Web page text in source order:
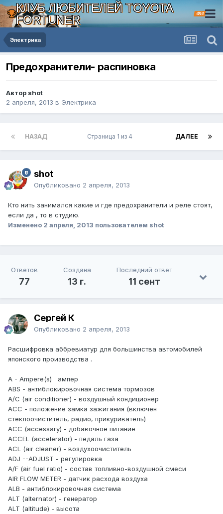
КЛУБ ЛЮБИТЕЛЕЙ TOYOTA
FORTUNER
4X4
Электрика
Предохранители- распиновка
Автор shot
2 апреля, 2013 в Электрика
НАЗАД ДАЛЕЕ
Страница 1 из 4
shot
Опубликовано 2 апреля, 2013
Кто нить занимался какие и где предохранители и реле стоят,
если да , то в студию.
Изменено 2 апреля, 2013 пользователем shot
Ответов
77
Создана
13 г.
Последний ответ
11 сент
Сергей К
Опубликовано 2 апреля, 2013
Расшифровка аббревиатур для большинства автомобилей
японского производства .
A - Ampere(s) ампер
ABS - антиблокировочная система тормозов
А/С (air conditioner) - воздушный кондиционер
АСС - положение замка зажигания (включен
стеклоочиститель, радио, прикуриватель)
АСС (accessary) - добавочное питание
ACCEL (accelerator) - педаль газа
ACL (air cleaner) - воздухоочиститель
ADJ --ADJUST - регулировка
A/F (air fuel ratio) - состав топливно-воздушной смеси
AIR FLOW METER - датчик расхода воздуха
ALB - антиблокировочная система
ALT (alternator) - генератор
ALT (altitude) - высота